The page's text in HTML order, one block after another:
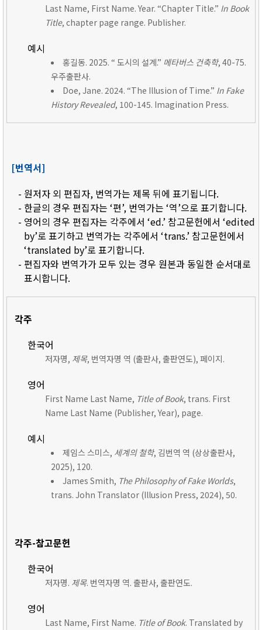
Last Name, First Name. Year. “Chapter Title.” In Book
Title, chapter page range. Publisher.
예시
홍길동. 2025. “ 도시의 설계.” 메타버스 건축학, 40-75.
우주출판사.
Doe, Jane. 2024. “The Illusion of Time.” In Fake
History Revealed, 100-145. Imagination Press.
[번역서]
- 원저자 외 편집자, 번역가는 제목 뒤에 표기됩니다.
- 한글의 경우 편집자는 ‘편’, 번역가는 ‘역’으로 표기합니다.
- 영어의 경우 편집자는 각주에서 ‘ed.’ 참고문헌에서 ‘edited
by’로 표기하고 번역가는 각주에서 ‘trans.’ 참고문헌에서
‘translated by’로 표기합니다.
- 편집자와 번역가가 모두 있는 경우 원본과 동일한 순서대로
표시합니다.
각주
한국어
저자명, 제목, 번역자명 역 (출판사, 출판연도), 페이지.
영어
First Name Last Name, Title of Book, trans. First
Name Last Name (Publisher, Year), page.
예시
제임스 스미스, 세계의 철학, 김번역 역 (상상출판사,
2025), 120.
James Smith, The Philosophy of Fake Worlds,
trans. John Translator (Illusion Press, 2024), 50.
각주-참고문헌
한국어
저자명. 제목. 번역자명 역. 출판사, 출판연도.
영어
Last Name, First Name. Title of Book. Translated by